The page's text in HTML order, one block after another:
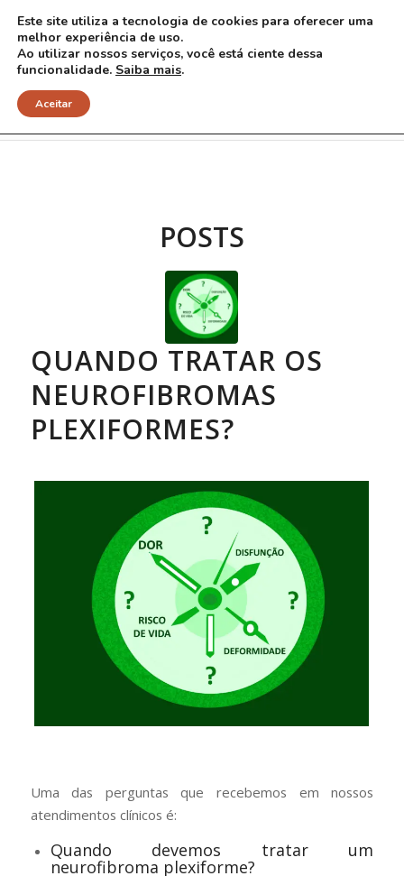
Arquivo para Tag: cirurgia
POSTS
QUANDO TRATAR OS
NEUROFIBROMAS
PLEXIFORMES?
Uma das perguntas que recebemos em nossos
atendimentos clínicos é:
Quando devemos tratar um
neurofibroma plexiforme?
Este site utiliza a tecnologia de cookies para oferecer uma
melhor experiência de uso.
Ao utilizar nossos serviços, você está ciente dessa
funcionalidade. Saiba mais.
Aceitar